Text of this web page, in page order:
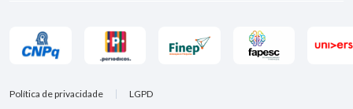
Política de privacidade LGPD